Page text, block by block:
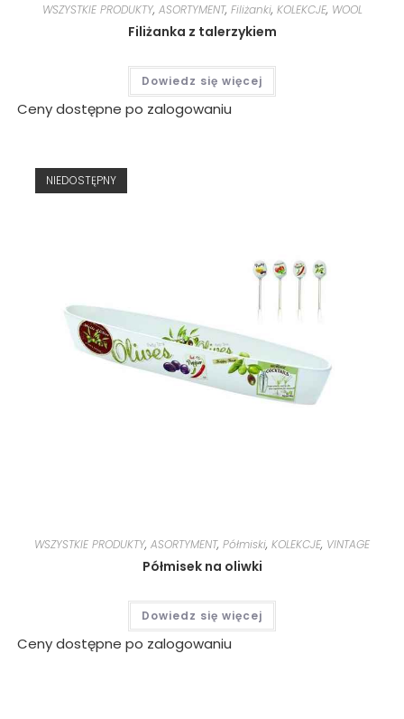
WSZYSTKIE PRODUKTY, ASORTYMENT, Filiżanki, KOLEKCJE, WOOL
Filiżanka z talerzykiem
Dowiedz się więcej
Ceny dostępne po zalogowaniu
NIEDOSTĘPNY
WSZYSTKIE PRODUKTY, ASORTYMENT, Półmiski, KOLEKCJE, VINTAGE
Półmisek na oliwki
Dowiedz się więcej
Ceny dostępne po zalogowaniu